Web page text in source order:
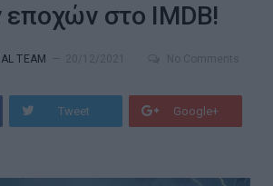
στο IMDB!
TEAM
Tweet Google+